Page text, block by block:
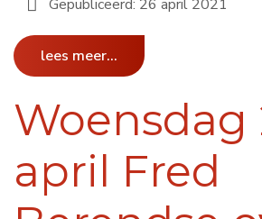
Gepubliceerd: 26 april 2021
lees meer...
Woensdag
april Fred